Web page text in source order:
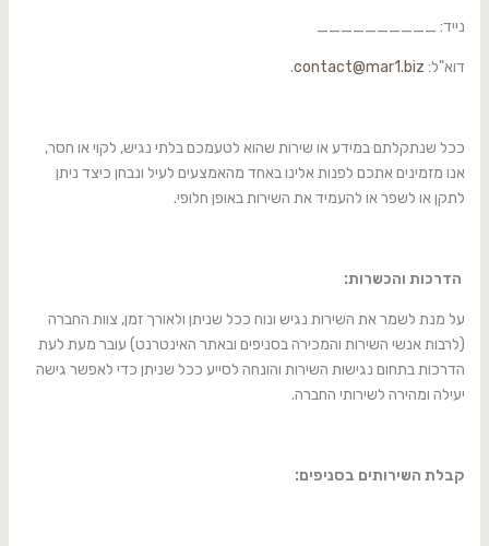
נייד: __________
דוא"ל: contact@mar1.biz
.
ככל שנתקלתם במידע או שירות שהוא לטעמכם בלתי נגיש, לקוי או חסר,
אנו מזמינים אתכם לפנות אלינו באחד מהאמצעים לעיל ונבחן כיצד ניתן
לתקן או לשפר או להעמיד את השירות באופן חלופי.
הדרכות והכשרות:
על מנת לשמר את השירות נגיש ונוח ככל שניתן ולאורך זמן, צוות החברה
(לרבות אנשי השירות והמכירה בסניפים ובאתר האינטרנט) עובר מעת לעת
הדרכות בתחום נגישות השירות והונחה לסייע ככל שניתן כדי לאפשר גישה
יעילה ומהירה לשירותי החברה.
קבלת השירותים בסניפים: